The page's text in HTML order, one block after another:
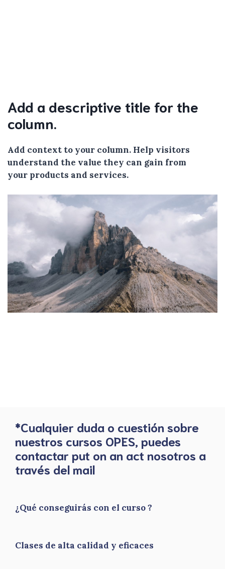
Add a descriptive title for the
column.
Add context to your column. Help visitors
understand the value they can gain from
your products and services.
*Cualquier duda o cuestión sobre
nuestros cursos OPES, puedes
contactar put on an act nosotros a
través del mail
¿Qué conseguirás con el curso ?
Clases de alta calidad y eficaces